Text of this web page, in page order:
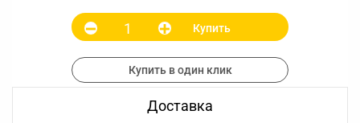
Купить
Купить в один клик
Доставка